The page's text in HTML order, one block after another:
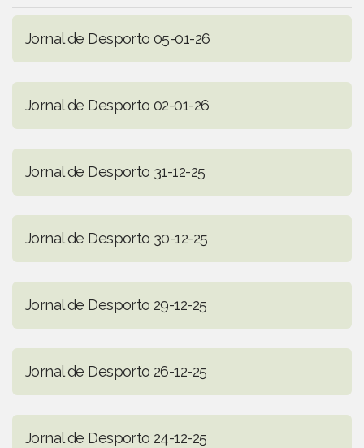
Jornal de Desporto 05-01-26
Jornal de Desporto 02-01-26
Jornal de Desporto 31-12-25
Jornal de Desporto 30-12-25
Jornal de Desporto 29-12-25
Jornal de Desporto 26-12-25
Jornal de Desporto 24-12-25